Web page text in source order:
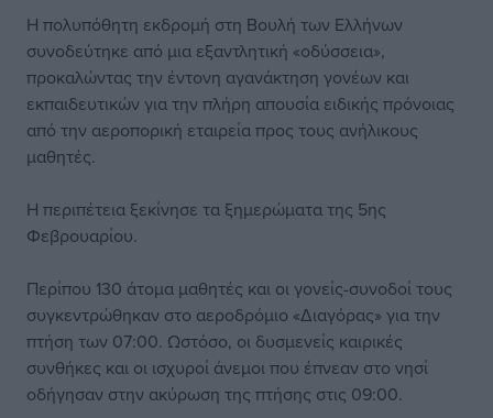
Η πολυπόθητη εκδρομή στη Βουλή των Ελλήνων
συνοδεύτηκε από μια εξαντλητική «οδύσσεια»,
προκαλώντας την έντονη αγανάκτηση γονέων και
εκπαιδευτικών για την πλήρη απουσία ειδικής πρόνοιας
από την αεροπορική εταιρεία προς τους ανήλικους
μαθητές.
Η περιπέτεια ξεκίνησε τα ξημερώματα της 5ης
Φεβρουαρίου.
Περίπου 130 άτομα μαθητές και οι γονείς-συνοδοί τους
συγκεντρώθηκαν στο αεροδρόμιο «Διαγόρας» για την
πτήση των 07:00. Ωστόσο, οι δυσμενείς καιρικές
συνθήκες και οι ισχυροί άνεμοι που έπνεαν στο νησί
οδήγησαν στην ακύρωση της πτήσης στις 09:00.